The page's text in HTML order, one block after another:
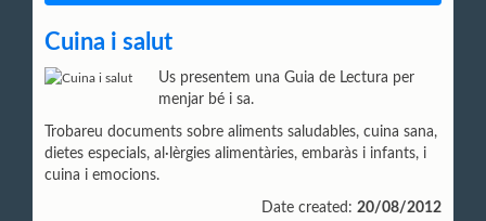
Cuina i salut
Us presentem una Guia de Lectura per
menjar bé i sa.
Trobareu documents sobre aliments saludables, cuina sana,
dietes especials, al·lèrgies alimentàries, embaràs i infants, i
cuina i emocions.
Date created: 20/08/2012